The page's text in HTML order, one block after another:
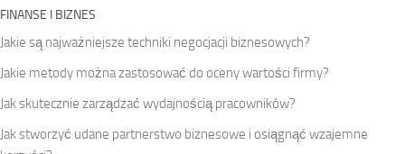
FINANSE I BIZNES
Jakie są najważniejsze techniki negocjacji biznesowych?
Jakie metody można zastosować do oceny wartości firmy?
Jak skutecznie zarządzać wydajnością pracowników?
Jak stworzyć udane partnerstwo biznesowe i osiągnąć wzajemne